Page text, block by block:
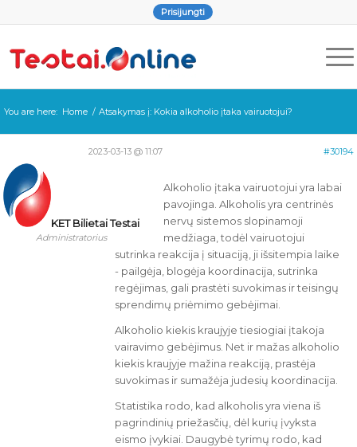
Prisijungti
You are here: Home / Atsakymas į: Kokia alkoholio įtaka vairuotojui?
2023-03-13 @ 11:07 #30194
KET Bilietai Testai
Administratorius
Alkoholio įtaka vairuotojui yra labai
pavojinga. Alkoholis yra centrinės
nervų sistemos slopinamoji
medžiaga, todėl vairuotojui
sutrinka reakcija į situaciją, ji išsitempia laike
- pailgėja, blogėja koordinacija, sutrinka
regėjimas, gali prastėti suvokimas ir teisingų
sprendimų priėmimo gebėjimai.
Alkoholio kiekis kraujyje tiesiogiai įtakoja
vairavimo gebėjimus. Net ir mažas alkoholio
kiekis kraujyje mažina reakciją, prastėja
suvokimas ir sumažėja judesių koordinacija.
Statistika rodo, kad alkoholis yra viena iš
pagrindinių priežasčių, dėl kurių įvyksta
eismo įvykiai. Daugybė tyrimų rodo, kad